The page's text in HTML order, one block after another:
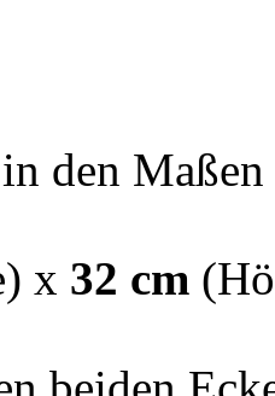
den Maßen
x 32 cm